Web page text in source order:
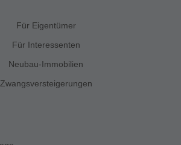
Für Eigentümer
Für Interessenten
Neubau-Immobilien
Zwangsversteigerungen